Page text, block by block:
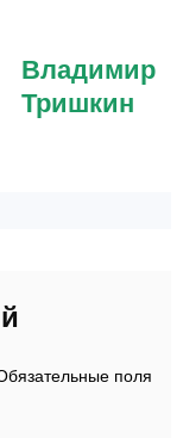
Владимир
Тришкин
поля